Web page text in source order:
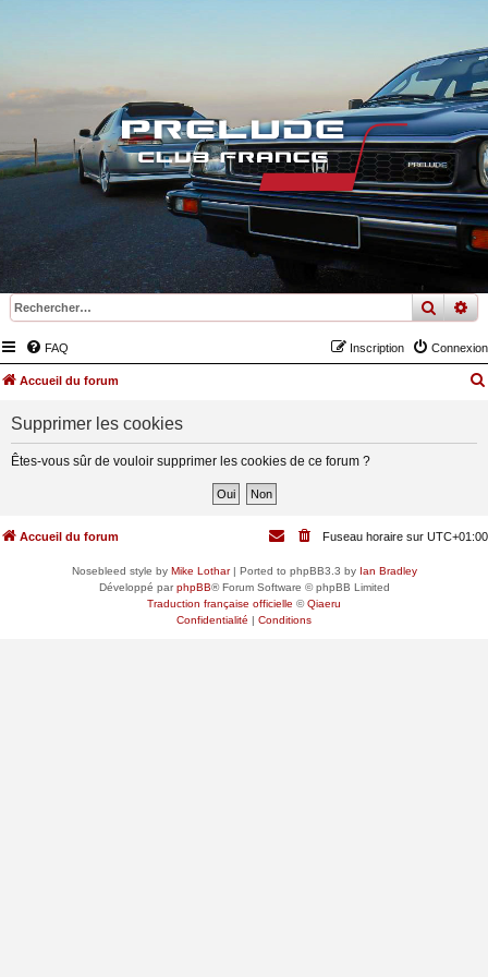
FAQ Connexion
Inscription
Accueil du forum
Supprimer les cookies
Êtes-vous sûr de vouloir supprimer les cookies de ce forum ?
Accueil du forum Fuseau horaire sur UTC+01:00
Nosebleed style by Mike Lothar| Ported to phpBB3.3 by Ian Bradley
Développé parphpBB® Forum Software © phpBB Limited
Traduction française officielle ©Qiaeru
Confidentialité | Conditions